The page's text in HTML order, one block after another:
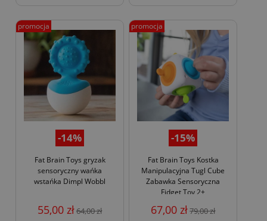
-14%
Fat Brain Toys gryzak
sensoryczny wańka
wstańka Dimpl Wobbl
55,00 zł64,00 zł
promocja
-15%
Fat Brain Toys Kostka
Manipulacyjna Tugl Cube
Zabawka Sensoryczna
Fidget Toy 2+
67,00 zł79,00 zł
promocja